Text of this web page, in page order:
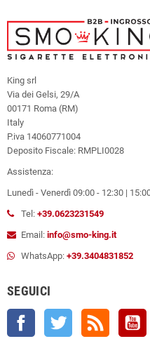
King srl
Via dei Gelsi, 29/A
00171 Roma (RM)
Italy
P.iva 14060771004
Deposito Fiscale: RMPLI0028
Assistenza:
Lunedì - Venerdì 09:00 - 12:30 |
Tel: +39.0623231549
Email: info@smo-king.it
WhatsApp: +39.3404831852
SEGUICI
Facebook Twitter Rss